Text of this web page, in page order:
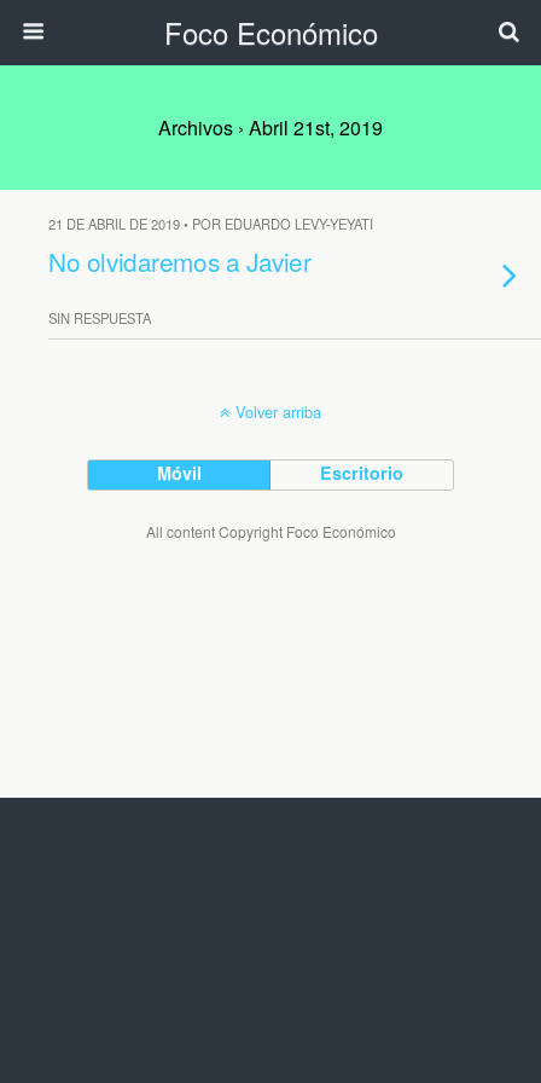
Foco Económico
Archivos › Abril 21st, 2019
21 DE ABRIL DE 2019 • POR EDUARDO LEVY-YEYATI
No olvidaremos a Javier
SIN RESPUESTA
Volver arriba
Móvil Escritorio
All content Copyright Foco Económico